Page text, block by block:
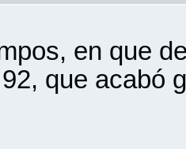
en que
que acabó